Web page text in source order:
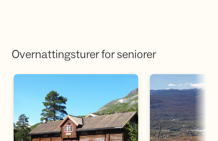
Overnattingsturer for seniorer